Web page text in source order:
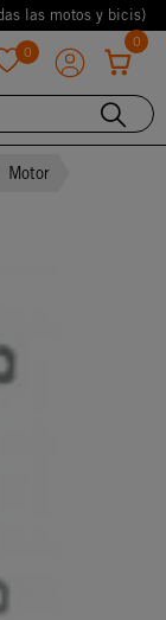
las motos y bicis)
0
0
Motor